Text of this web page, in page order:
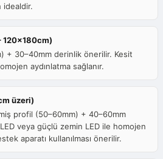
idealdir.
120x180cm)
+ 30–40mm derinlik önerilir. Kesit
aydınlatma sağlanır.
üzeri)
profil (50–60mm) + 40–60mm
veya güçlü zemin LED ile homojen
aparatı kullanılması önerilir.